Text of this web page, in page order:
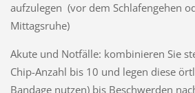
aufzulegen (vor dem Schlafengehen
Mittagsruhe)
Akute und Notfälle: kombinieren Sie
Chip-Anzahl bis 10 und legen diese
Bandage nutzen) bis Beschwerden